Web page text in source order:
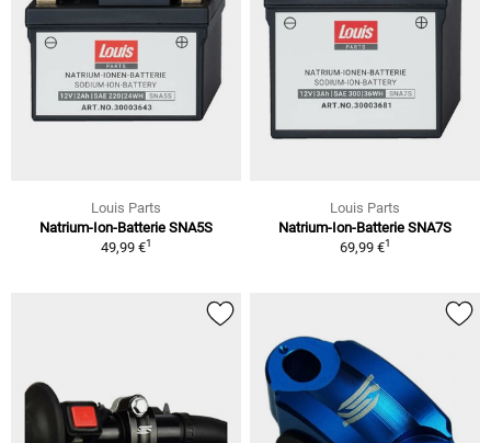
Louis Parts
Natrium-Ion-Batterie SNA5S
49,99 €1
Louis Parts
Natrium-Ion-Batterie SNA7S
69,99 €1